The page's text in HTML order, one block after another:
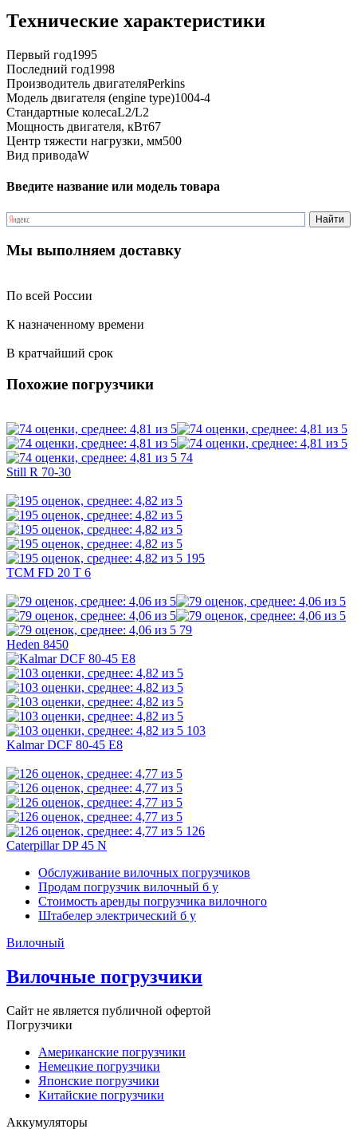
Технические характеристики
Первый год1995
Последний год1998
Производитель двигателяPerkins
Модель двигателя (engine type)1004-4
Стандартные колесаL2/L2
Мощность двигателя, кВт67
Центр тяжести нагрузки, мм500
Вид приводаW
Введите название или модель товара
Мы выполняем доставку
По всей России
К назначенному времени
В кратчайший срок
Похожие погрузчики
74
Still R 70-30
195
TCM FD 20 T 6
79
Heden 8450
103
Kalmar DCF 80-45 E8
126
Caterpillar DP 45 N
Обслуживание вилочных погрузчиков
Продам погрузчик вилочный б у
Стоимость аренды погрузчика вилочного
Штабелер электрический б у
Вилочный
Вилочные погрузчики
Сайт не является публичной офертой
Погрузчики
Американские погрузчики
Немецкие погрузчики
Японские погрузчики
Китайские погрузчики
Аккумуляторы